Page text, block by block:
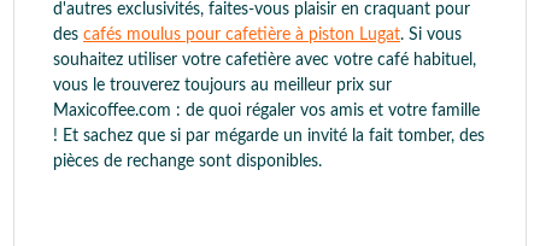
d'autres exclusivités, faites-vous plaisir en craquant pour
des cafés moulus pour cafetière à piston Lugat. Si vous
souhaitez utiliser votre cafetière avec votre café habituel,
vous le trouverez toujours au meilleur prix sur
Maxicoffee.com : de quoi régaler vos amis et votre famille
! Et sachez que si par mégarde un invité la fait tomber, des
pièces de rechange sont disponibles.